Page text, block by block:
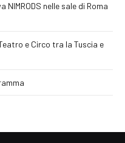
NIMRODS nelle sale di Roma
e Circo tra la Tuscia e